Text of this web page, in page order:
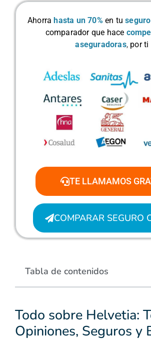
Todo sobre Helvetia:
Opiniones, Seguros y
Ahorra hasta un 70% en tuseguro
comparador que hace
aseguradoras, por ti
TE LLAMAMOS
COMPARAR SEGURO
Tabla de contenidos